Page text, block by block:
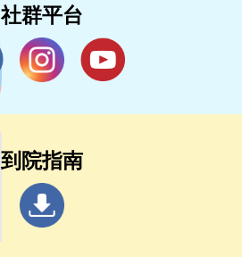
社群平台
到院指南